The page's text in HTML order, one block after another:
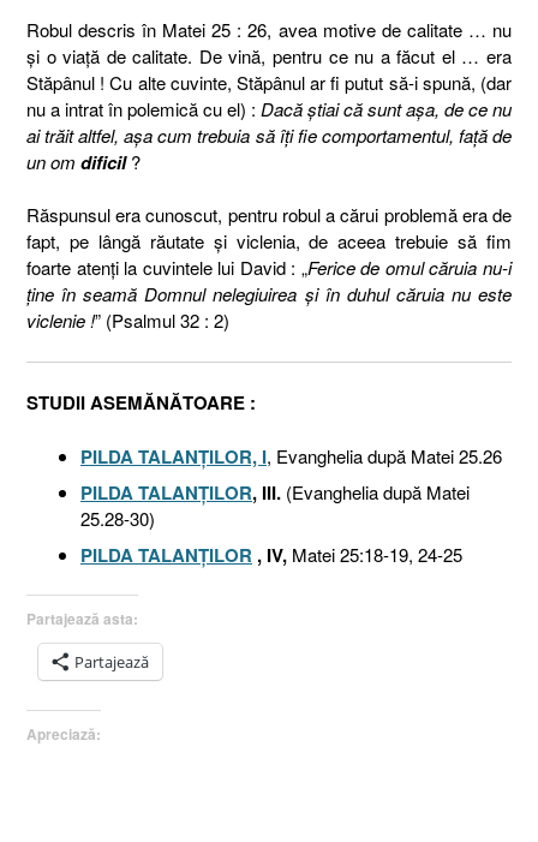
Robul descris în Matei 25 : 26, avea motive de calitate … nu
şi o viaţă de calitate. De vină, pentru ce nu a făcut el … era
Stăpânul ! Cu alte cuvinte, Stăpânul ar fi putut să-i spună, (dar
nu a intrat în polemică cu el) : Dacă ştiai că sunt aşa, de ce nu
ai trăit altfel, aşa cum trebuia să îţi fie comportamentul, faţă de
un om dificil?
Răspunsul era cunoscut, pentru robul a cărui problemă era de
fapt, pe lângă răutate şi viclenia, de aceea trebuie să fim
foarte atenţi la cuvintele lui David : „Ferice de omul căruia nu-i
ţine în seamă Domnul nelegiuirea şi în duhul căruia nu este
viclenie !” (Psalmul 32 : 2)
STUDII ASEMĂNĂTOARE :
PILDA TALANŢILOR, I, Evanghelia după Matei 25.26
PILDA TALANŢILOR, III. (Evanghelia după Matei
25.28-30)
PILDA TALANŢILOR , IV, Matei 25:18-19, 24-25
Partajează asta:
Partajează
Apreciază: